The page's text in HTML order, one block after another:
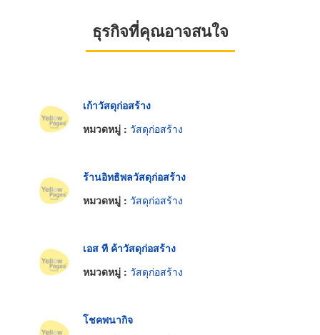
ธุรกิจที่คุณอาจสนใจ
เก้าวัสดุก่อสร้าง
หมวดหมู่ : วัสดุก่อสร้าง
ร้านอิทธิพลวัสดุก่อสร้าง
หมวดหมู่ : วัสดุก่อสร้าง
เอส ที ค้าวัสดุก่อสร้าง
หมวดหมู่ : วัสดุก่อสร้าง
โชคพนากิจ